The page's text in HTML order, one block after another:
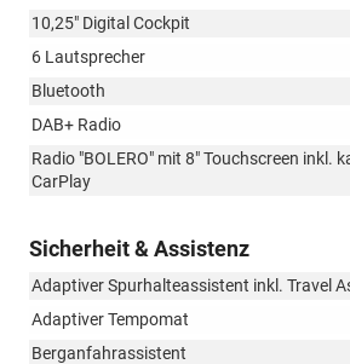
10,25" Digital Cockpit
6 Lautsprecher
Bluetooth
DAB+ Radio
Radio "BOLERO" mit 8" Touchscreen inkl.
CarPlay
Sicherheit & Assistenz
Adaptiver Spurhalteassistent inkl. Travel
Adaptiver Tempomat
Berganfahrassistent